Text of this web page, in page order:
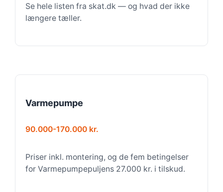
Se hele listen fra skat.dk — og hvad der ikke
længere tæller.
Varmepumpe
90.000-170.000 kr.
Priser inkl. montering, og de fem betingelser
for Varmepumpepuljens 27.000 kr. i tilskud.